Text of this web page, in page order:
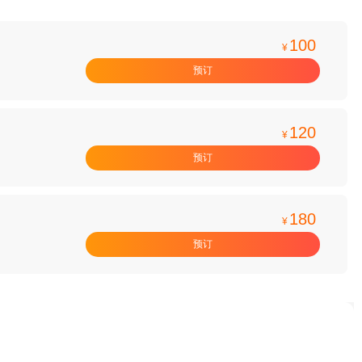
¥ 100
预订
¥ 120
预订
¥ 180
预订